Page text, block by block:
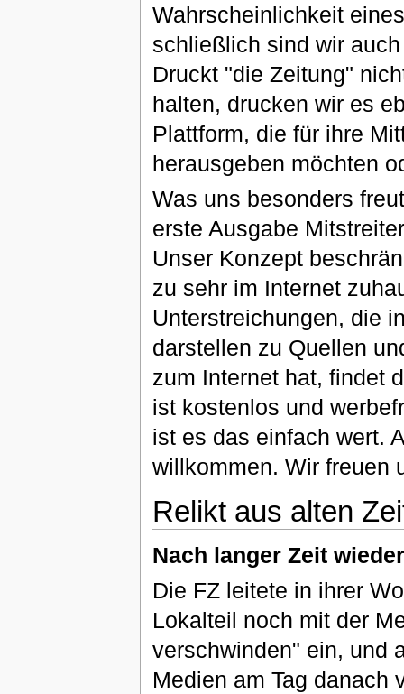
Wahrscheinlichkeit
schließlich sind wir
Druckt "die Zeitung"
halten, drucken wir es
Plattform, die für ihre
herausgeben möchten
Was uns besonders
erste Ausgabe
Unser Konzept
zu sehr im Internet
Unterstreichungen, die
darstellen zu Quellen
zum Internet hat, findet
ist kostenlos und
ist es das einfach wert.
willkommen. Wir freuen
Relikt aus alten
Nach langer Zeit
Die FZ leitete in ihrer
Lokalteil noch mit der
verschwinden" ein, und
Medien am Tag danach